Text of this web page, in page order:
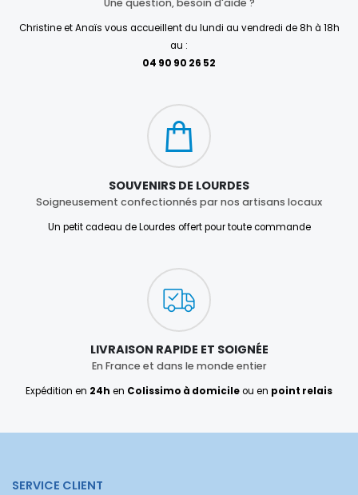
Une question, besoin d'aide ?
Christine et Anaïs vous accueillent du lundi au vendredi de 8h à 18h
au :
04 90 90 26 52
SOUVENIRS DE LOURDES
Soigneusement confectionnés par nos artisans locaux
Un petit cadeau de Lourdes offert pour toute commande
LIVRAISON RAPIDE ET SOIGNÉE
En France et dans le monde entier
Expédition en 24h en Colissimo à domicileou en point relais
SERVICE CLIENT